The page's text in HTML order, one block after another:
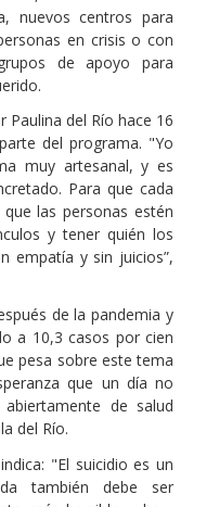
nuevos centros para
en crisis o con
de apoyo para
Paulina del Río hace 16
del programa. "Yo
muy artesanal, y es
Para que cada
las personas estén
y tener quién los
empatía y sin juicios”,
de la pandemia y
a 10,3 casos por cien
pesa sobre este tema
que un día no
de salud
del Río.
"El suicidio es un
también debe ser